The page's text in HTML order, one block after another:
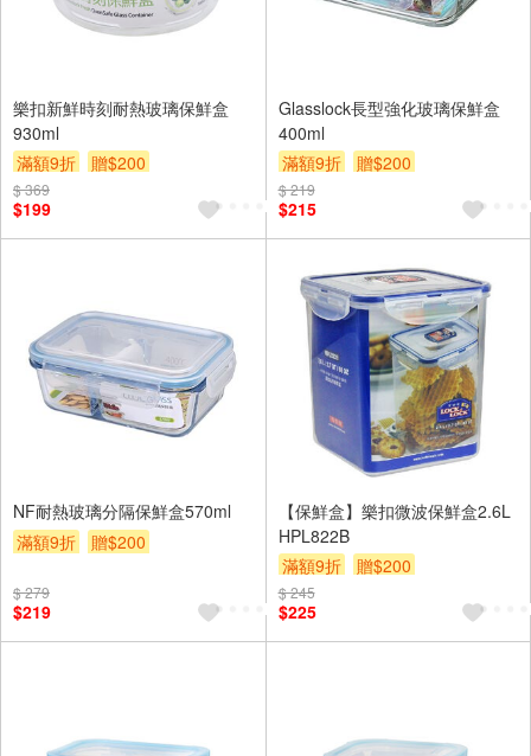
樂扣新鮮時刻耐熱玻璃保鮮盒
930ml
滿額9折
贈$200
$ 369
$199
Glasslock長型強化玻璃保鮮盒
400ml
滿額9折
贈$200
$ 219
$215
NF耐熱玻璃分隔保鮮盒570ml
滿額9折
贈$200
$ 279
$219
【保鮮盒】樂扣微波保鮮盒2.6L
HPL822B
滿額9折
贈$200
$ 245
$225